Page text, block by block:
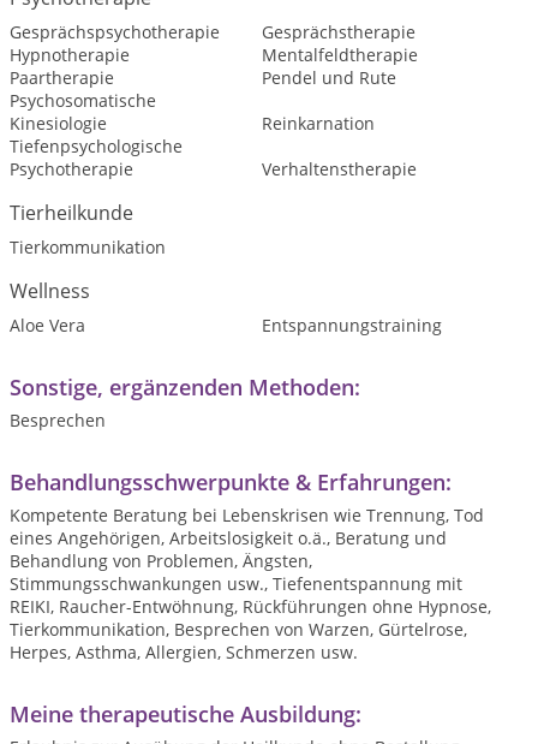
Gesprächspsychotherapie
Gesprächstherapie
Hypnotherapie
Mentalfeldtherapie
Paartherapie
Pendel und Rute
Psychosomatische
Kinesiologie
Reinkarnation
Tiefenpsychologische
Psychotherapie
Verhaltenstherapie
Tierheilkunde
Tierkommunikation
Wellness
Aloe Vera Entspannungstraining
Sonstige, ergänzenden Methoden:
Besprechen
Behandlungsschwerpunkte & Erfahrungen:
Kompetente Beratung bei Lebenskrisen wie Trennung, Tod
eines Angehörigen, Arbeitslosigkeit o.ä., Beratung und
Behandlung von Problemen, Ängsten,
Stimmungsschwankungen usw., Tiefenentspannung mit
REIKI, Raucher-Entwöhnung, Rückführungen ohne Hypnose,
Tierkommunikation, Besprechen von Warzen, Gürtelrose,
Herpes, Asthma, Allergien, Schmerzen usw.
Meine therapeutische Ausbildung: